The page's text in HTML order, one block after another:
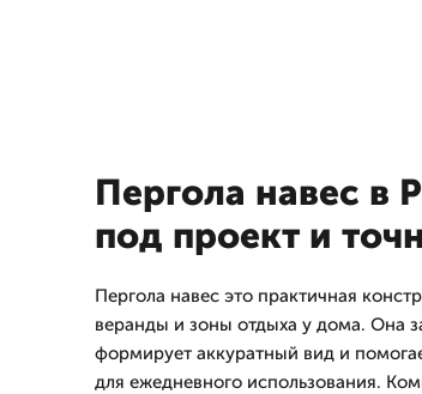
Пергола навес в
под проект и
Пергола навес это практичная
веранды и зоны отдыха у дома. Она
формирует аккуратный вид и
для ежедневного использования.